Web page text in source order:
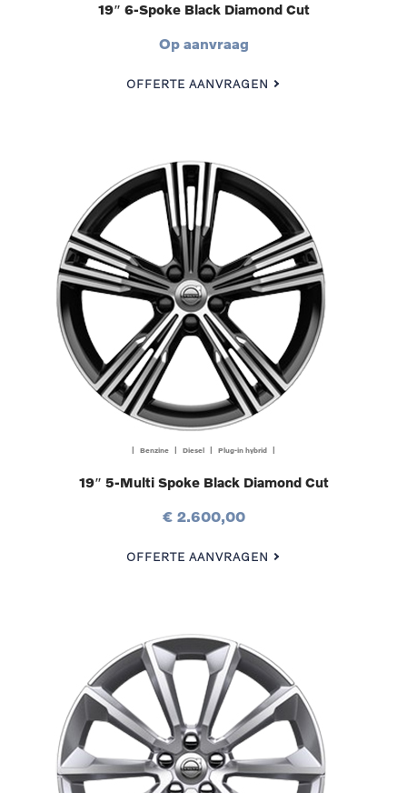
19″ 6-Spoke Black Diamond Cut
Op aanvraag
OFFERTE AANVRAGEN
| Benzine | Diesel | Plug-in hybrid |
19″ 5-Multi Spoke Black Diamond Cut
€ 2.600,00
OFFERTE AANVRAGEN